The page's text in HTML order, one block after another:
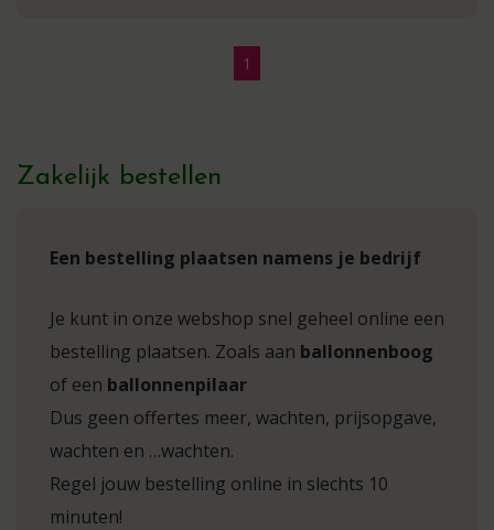
1
Zakelijk bestellen
Een bestelling plaatsen namens je bedrijf
Je kunt in onze webshop snel geheel online een
bestelling plaatsen. Zoals aan ballonnenboog
of een ballonnenpilaar
Dus geen offertes meer, wachten, prijsopgave,
wachten en …wachten.
Regel jouw bestelling online in slechts 10
minuten!